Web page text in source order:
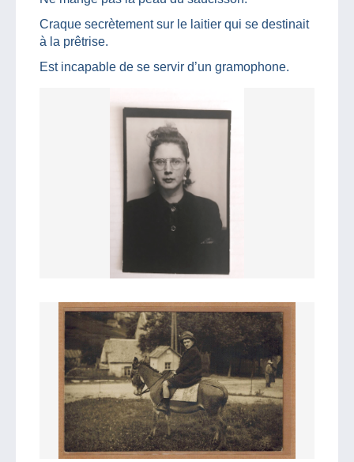
Craque secrètement sur le laitier qui se destinait
à la prêtrise.
Est incapable de se servir d’un gramophone.